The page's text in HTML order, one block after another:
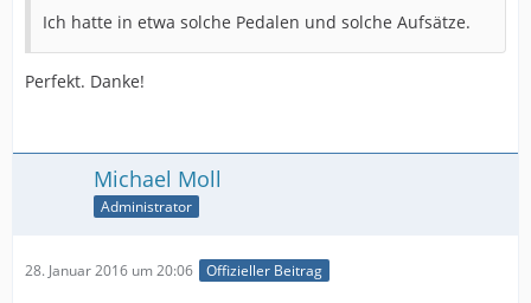
Ich hatte in etwa solche Pedalen und solche Aufsätze.
Perfekt. Danke!
Michael Moll
Administrator
28. Januar 2016 um 20:06 Offizieller Beitrag